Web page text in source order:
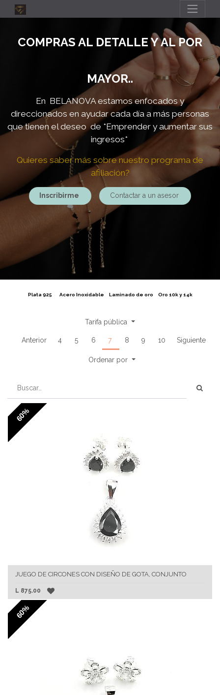
COMPRAS AL DETALLE Y AL POR
MAYOR..
En BELANOVA estamos enfocados y
direccionados en ayudar cada día a más personas
que tienen el deseo de *Emprender y aumentar sus
ingresos*
Quieres saber más sobre nuestro programa de
afiliación?
Inscribirme Contactar a un asesor
Plata 925 Acero Inoxidable Laminado de oro Oro 10k y 14k
Tarifa pública
Anterior 4 5 6 7 8 9 10 Siguiente
Ordenar por
60%
JUEGO DE CIRCONES CON DISEÑO DE GOTA, CONJUNTO
L 875.00
60%